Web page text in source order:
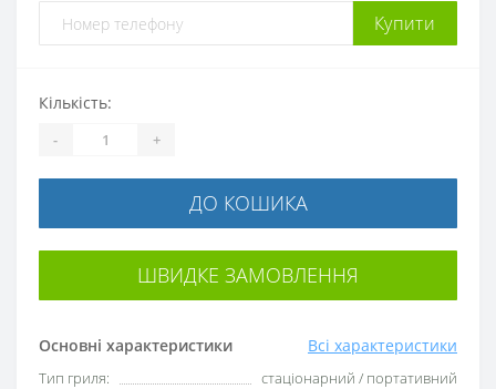
Купити
Основні характеристики Всі характеристики
Тип гриля:
стаціонарний / портативний
Кількість:
- +
ДО КОШИКА
ШВИДКЕ ЗАМОВЛЕННЯ